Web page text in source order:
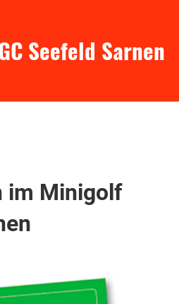
Seefeld Sarnen
im Minigolf